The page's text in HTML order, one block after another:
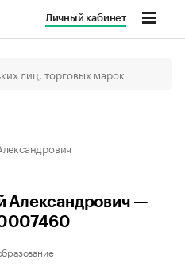
Личный кабинет
Александрович —